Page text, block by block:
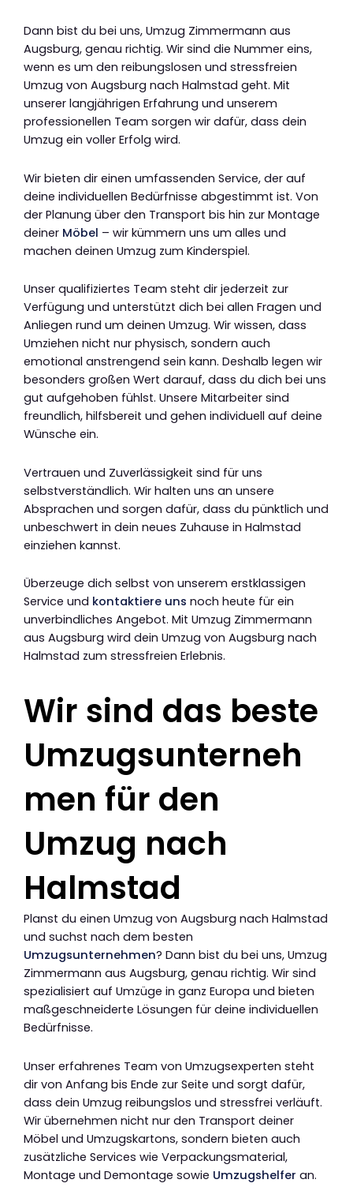
Dann bist du bei uns, Umzug Zimmermann aus
Augsburg, genau richtig. Wir sind die Nummer eins,
wenn es um den reibungslosen und stressfreien
Umzug von Augsburg nach Halmstad geht. Mit
unserer langjährigen Erfahrung und unserem
professionellen Team sorgen wir dafür, dass dein
Umzug ein voller Erfolg wird.
Wir bieten dir einen umfassenden Service, der auf
deine individuellen Bedürfnisse abgestimmt ist. Von
der Planung über den Transport bis hin zur Montage
deiner Möbel – wir kümmern uns um alles und
machen deinen Umzug zum Kinderspiel.
Unser qualifiziertes Team steht dir jederzeit zur
Verfügung und unterstützt dich bei allen Fragen und
Anliegen rund um deinen Umzug. Wir wissen, dass
Umziehen nicht nur physisch, sondern auch
emotional anstrengend sein kann. Deshalb legen wir
besonders großen Wert darauf, dass du dich bei uns
gut aufgehoben fühlst. Unsere Mitarbeiter sind
freundlich, hilfsbereit und gehen individuell auf deine
Wünsche ein.
Vertrauen und Zuverlässigkeit sind für uns
selbstverständlich. Wir halten uns an unsere
Absprachen und sorgen dafür, dass du pünktlich und
unbeschwert in dein neues Zuhause in Halmstad
einziehen kannst.
Überzeuge dich selbst von unserem erstklassigen
Service und kontaktiere uns noch heute für ein
unverbindliches Angebot. Mit Umzug Zimmermann
aus Augsburg wird dein Umzug von Augsburg nach
Halmstad zum stressfreien Erlebnis.
Wir sind das beste
Umzugsunterneh
men für den
Umzug nach
Halmstad
Planst du einen Umzug von Augsburg nach Halmstad
und suchst nach dem besten
Umzugsunternehmen? Dann bist du bei uns, Umzug
Zimmermann aus Augsburg, genau richtig. Wir sind
spezialisiert auf Umzüge in ganz Europa und bieten
maßgeschneiderte Lösungen für deine individuellen
Bedürfnisse.
Unser erfahrenes Team von Umzugsexperten steht
dir von Anfang bis Ende zur Seite und sorgt dafür,
dass dein Umzug reibungslos und stressfrei verläuft.
Wir übernehmen nicht nur den Transport deiner
Möbel und Umzugskartons, sondern bieten auch
zusätzliche Services wie Verpackungsmaterial,
Montage und Demontage sowie Umzugshelfer an.